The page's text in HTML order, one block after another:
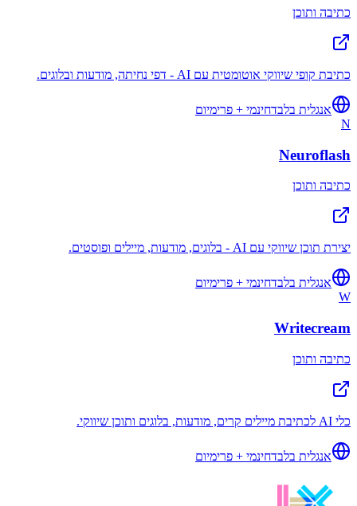
כתיבה ותוכן
כתיבת קופי שיווקי אוטומטית עם AI - דפי נחיתה, מודעות ובלוגים.
אנגלית בלבדחינמי + פרימיום
N
Neuroflash
כתיבה ותוכן
יצירת תוכן שיווקי עם AI - בלוגים, מודעות, מיילים ופוסטים.
אנגלית בלבדחינמי + פרימיום
W
Writecream
כתיבה ותוכן
כלי AI לכתיבת מיילים קרים, מודעות, בלוגים ותוכן שיווקי.
אנגלית בלבדחינמי + פרימיום